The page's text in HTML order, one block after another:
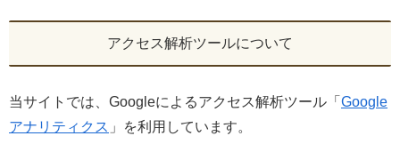
アクセス解析ツールについて
当サイトでは、Googleによるアクセス解析ツール「 Google
アナリティクス 」を利用しています。